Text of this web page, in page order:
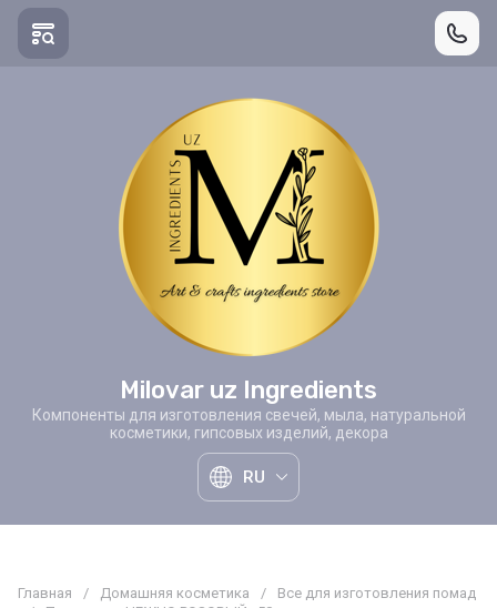
Milovar uz Ingredients
Компоненты для изготовления свечей, мыла, натуральной
косметики, гипсовых изделий, декора
RU
Главная / Домашняя косметика /
Все для изготовления помад